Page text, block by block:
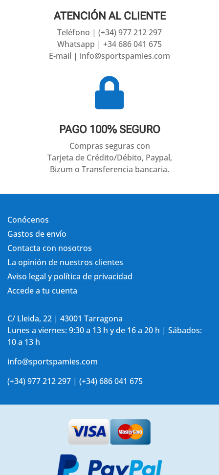
ATENCIÓN AL CLIENTE
Teléfono | (+34) 977 212 297
Whatsapp | +34 686 041 675
E-mail | info@sportspamies.com

PAGO 100% SEGURO
Compras seguras con
Tarjeta de Crédito/Débito, Paypal,
Bizum o Transferencia bancaria.
Conócenos
Gastos de envío
Contacta con nosotros
La opinión de nuestros clientes
Aviso legal y política de privacidad
Accede a tu cuenta
C/ Lleida, 22 | 43001 Tarragona
Lunes a viernes: 9:30 a 13 h y de 16 a 20 h | Sábados:
10 a 13 h
info@sportspamies.com
(+34) 977 212 297 | (+34) 686 041 675